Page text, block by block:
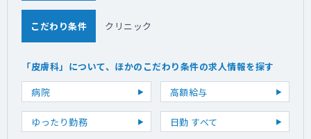
こだわり条件 クリニック
「皮膚科」について、ほかのこだわり条件の求人情報を探す
病院
高額給与
ゆったり勤務 日勤 すべて